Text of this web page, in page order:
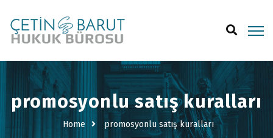
promosyonlu satış kuralları
Home promosyonlu satış kuralları